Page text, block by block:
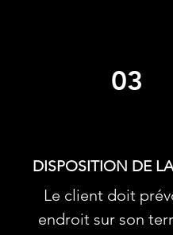
03
DISPOSITION DE
Le client doit
endroit sur son